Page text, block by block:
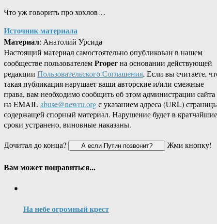
Что уж говорить про хохлов…
Источник материала
Материал: Анатолий Урсида
Настоящий материал самостоятельно опубликован в нашем
сообществе пользователемProperна основании действующей
редакции Пользовательского Соглашения. Если вы считаете,
такая публикация нарушает ваши авторские и/или смежные
права, вам необходимо сообщить об этом администрации сайта
на EMAILabuse@newru.orgс указанием адреса (URL)
содержащей спорный материал. Нарушение будет в кратчайшие
сроки устранено, виновные наказаны.
Дочитал до конца?
Жми кнопку!
Вам может понравиться...
На небе огромный крест